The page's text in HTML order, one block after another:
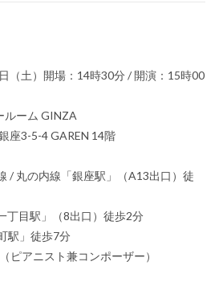
（土）開場：14時30分 / 開演：15時00
ルーム GINZA
座3-5-4 GAREN 14階
/ 丸の内線「銀座駅」（A13出口）徒
丁目駅」（8出口）徒歩2分
駅」徒歩7分
ピアニスト兼コンポーザー）